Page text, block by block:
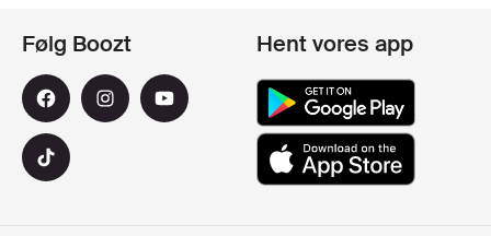
Følg Boozt Hent vores app